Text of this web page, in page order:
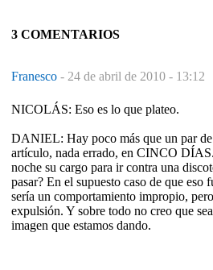
3 COMENTARIOS
Franesco - 24 de abril de 2010 - 13:12
NICOLÁS: Eso es lo que plateo.
DANIEL: Hay poco más que un par
artículo, nada errado, en CINCO
noche su cargo para ir contra una
pasar? En el supuesto caso de que eso
sería un comportamiento impropio,
expulsión. Y sobre todo no creo que
imagen que estamos dando.